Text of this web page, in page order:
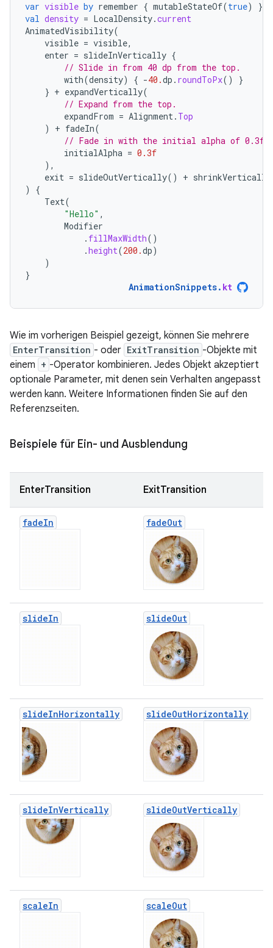
var visible by remember { mutableStateOf(true)
}
val density = LocalDensity.current
AnimatedVisibility(
visible = visible,
enter = slideInVertically {
// Slide in from 40 dp from the top.
with(density) { -40.dp . roundToPx()
}
} + expandVertically(
// Expand from the top.
expandFrom = Alignment. Top
)
+ fadeIn(
// Fade in with the initial alpha of 0.3f.
initialAlpha = 0.3f
),
exit = slideOutVertically() + shrinkVertically
)
{
Text(
"Hello" ,
Modifier
. fillMaxWidth()
.height(200.dp)
)
}
AnimationSnippets. kt
Wie im vorherigen Beispiel gezeigt, können Sie mehrere
EnterTransition - oder ExitTransition -Objekte mit
einem + -Operator kombinieren. Jedes Objekt akzeptiert
optionale Parameter, mit denen sein Verhalten angepasst
werden kann. Weitere Informationen finden Sie auf den
Referenzseiten.
Beispiele für Ein- und Ausblendung
EnterTransition ExitTransition
fadeIn fadeOut
slideIn slideOut
slideInHorizontally slideOutHorizontally
slideInVertically slideOutVertically
scaleIn scaleOut